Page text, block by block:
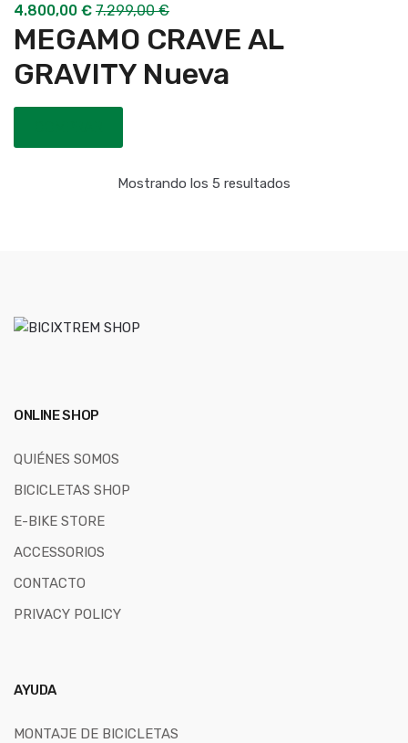
4.800,00 € 7.299,00€
MEGAMO CRAVE AL
GRAVITY Nueva
Mostrando los 5 resultados
ONLINE SHOP
QUIÉNES SOMOS
BICICLETAS SHOP
E-BIKE STORE
ACCESSORIOS
CONTACTO
PRIVACY POLICY
AYUDA
MONTAJE DE BICICLETAS